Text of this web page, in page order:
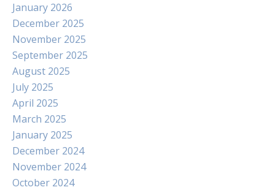
January 2026
December 2025
November 2025
September 2025
August 2025
July 2025
April 2025
March 2025
January 2025
December 2024
November 2024
October 2024